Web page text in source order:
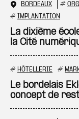
BORDEAUX #
# IMPLANTATION
La dixième
la Cité
# HÔTELLERIE #
Le bordelais
concept de